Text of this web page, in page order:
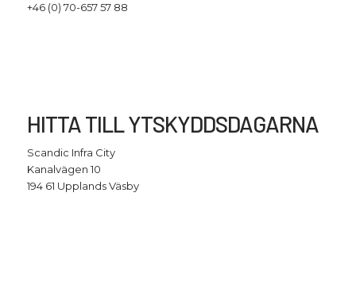
+46 (0) 70-657 57 88
HITTA TILL YTSKYDDSDAGARNA
Scandic Infra City
Kanalvägen 10
194 61 Upplands Väsby